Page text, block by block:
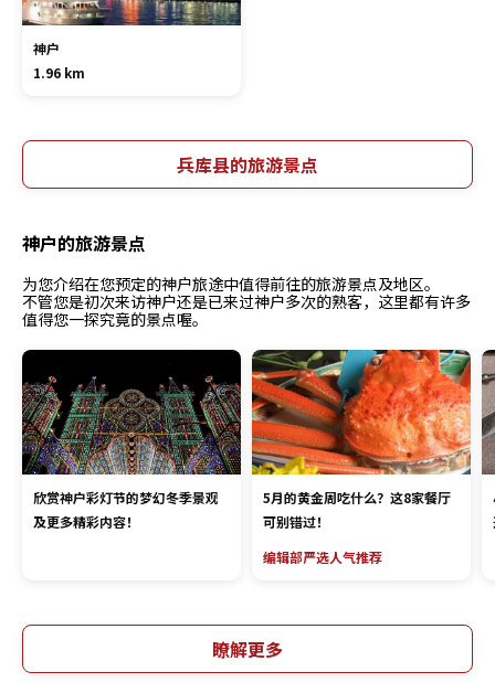
神户
1.96 km
兵库县的旅游景点
神户的旅游景点
为您介绍在您预定的神户旅途中值得前往的旅游景点及地区。
不管您是初次来访神户还是已来过神户多次的熟客，这里都有许多
值得您一探究竟的景点喔。
欣赏神户彩灯节的梦幻冬季景观
及更多精彩内容！
5月的黄金周吃什么？这8家餐厅
可别错过！
编辑部严选人气推荐
瞭解更多